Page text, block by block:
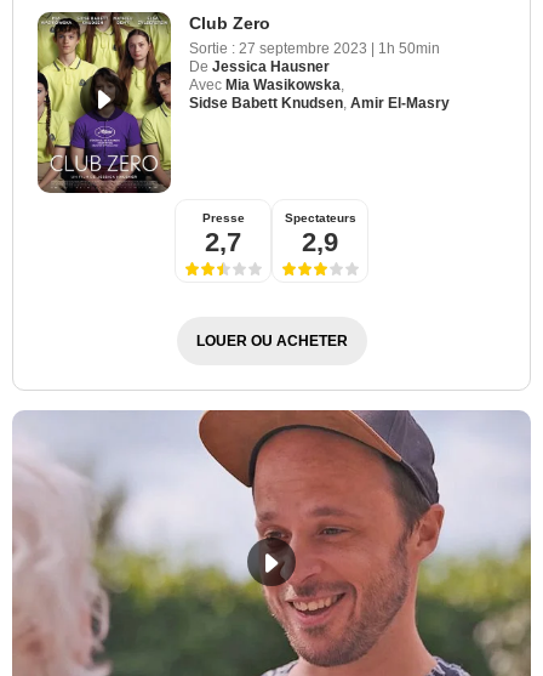
Club Zero
Sortie : 27 septembre 2023
1h 50min
De Jessica Hausner
Avec Mia Wasikowska,
Sidse Babett Knudsen, Amir El-Masry
Presse
2,7
Spectateurs
2,9
LOUER OU ACHETER